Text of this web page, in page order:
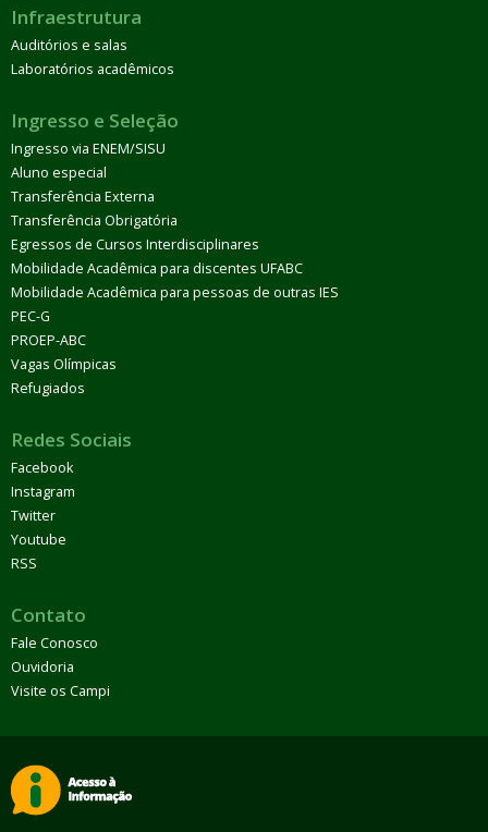
Infraestrutura
Auditórios e salas
Laboratórios acadêmicos
Ingresso e Seleção
Ingresso via ENEM/SISU
Aluno especial
Transferência Externa
Transferência Obrigatória
Egressos de Cursos Interdisciplinares
Mobilidade Acadêmica para discentes UFABC
Mobilidade Acadêmica para pessoas de outras IES
PEC-G
PROEP-ABC
Vagas Olímpicas
Refugiados
Redes Sociais
Facebook
Instagram
Twitter
Youtube
RSS
Contato
Fale Conosco
Ouvidoria
Visite os Campi